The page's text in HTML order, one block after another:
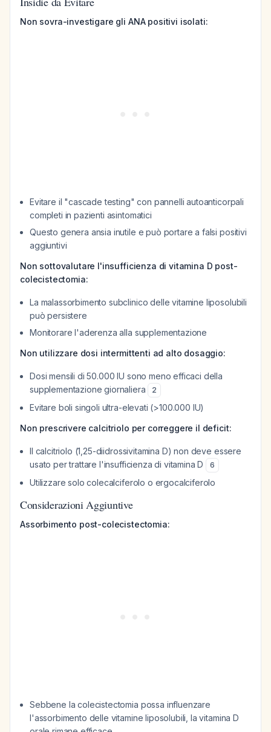
Non sovra-investigare gli ANA positivi isolati:
Evitare il "cascade testing" con pannelli autoanticorpali
completi in pazienti asintomatici
Questo genera ansia inutile e può portare a falsi positivi
aggiuntivi
Non sottovalutare l'insufficienza di vitamina D post-
colecistectomia:
La malassorbimento subclinico delle vitamine liposolubili
può persistere
Monitorare l'aderenza alla supplementazione
Non utilizzare dosi intermittenti ad alto dosaggio:
Dosi mensili di 50.000 IU sono meno efficaci della
supplementazione giornaliera
2
Evitare boli singoli ultra-elevati (>100.000 IU)
Non prescrivere calcitriolo per correggere il deficit:
Il calcitriolo (1,25-diidrossivitamina D) non deve essere
usato per trattare l'insufficienza di vitamina D
6
Utilizzare solo colecalciferolo o ergocalciferolo
Considerazioni Aggiuntive
Assorbimento post-colecistectomia:
Sebbene la colecistectomia possa influenzare
l'assorbimento delle vitamine liposolubili, la vitamina D